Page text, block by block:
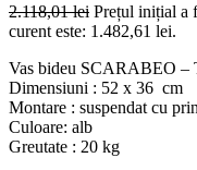
2.118,01lei Prețul inițial a
curent este: 1.482,61 lei.
Vas bideu SCARABEO –
Dimensiuni : 52 x 36 cm
Montare : suspendat cu
Culoare: alb
Greutate : 20 kg